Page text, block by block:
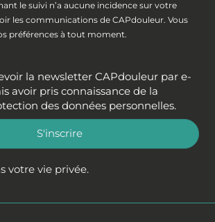
le suivi n’a aucune incidence sur votre
les communications de CAPdouleur. Vous
préférences à tout moment.
la newsletter CAPdouleur par e-
avoir pris connaissance de la
des données personnelles.
S'inscrire
votre vie privée.